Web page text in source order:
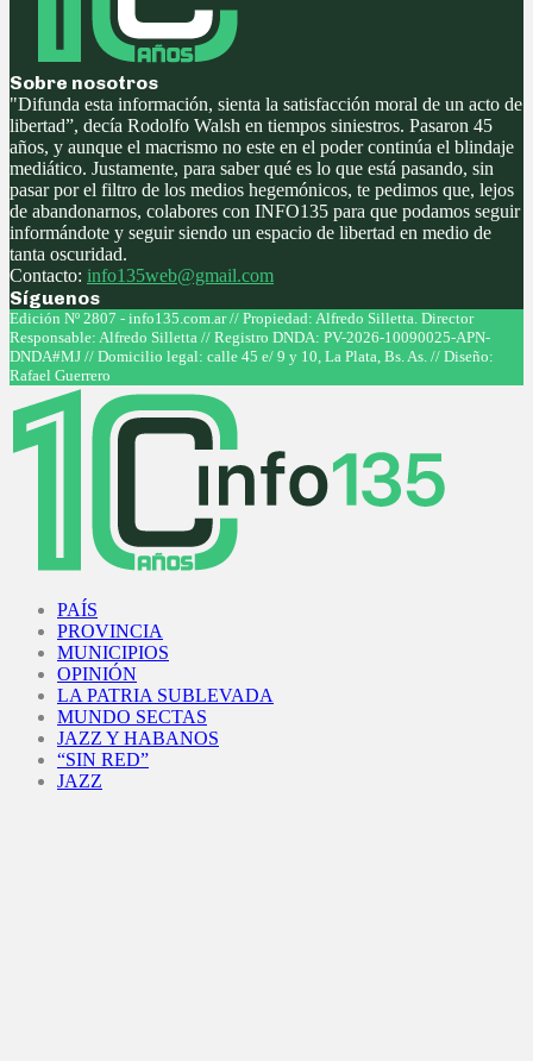
Sobre nosotros
"Difunda esta información, sienta la satisfacción moral de un acto de
libertad”, decía Rodolfo Walsh en tiempos siniestros. Pasaron 45
años, y aunque el macrismo no este en el poder continúa el blindaje
mediático. Justamente, para saber qué es lo que está pasando, sin
pasar por el filtro de los medios hegemónicos, te pedimos que, lejos
de abandonarnos, colabores con INFO135 para que podamos seguir
informándote y seguir siendo un espacio de libertad en medio de
tanta oscuridad.
Contacto: info135web@gmail.com
Síguenos
Facebook
Twitter
Instagram
Youtube
Edición Nº 2807 - info135.com.ar // Propiedad: Alfredo Silletta. Director
Responsable: Alfredo Silletta // Registro DNDA: PV-2026-10090025-APN-
DNDA#MJ // Domicilio legal: calle 45 e/ 9 y 10, La Plata, Bs. As. // Diseño:
Rafael Guerrero
PAÍS
PROVINCIA
MUNICIPIOS
OPINIÓN
LA PATRIA SUBLEVADA
MUNDO SECTAS
JAZZ Y HABANOS
“SIN RED”
JAZZ